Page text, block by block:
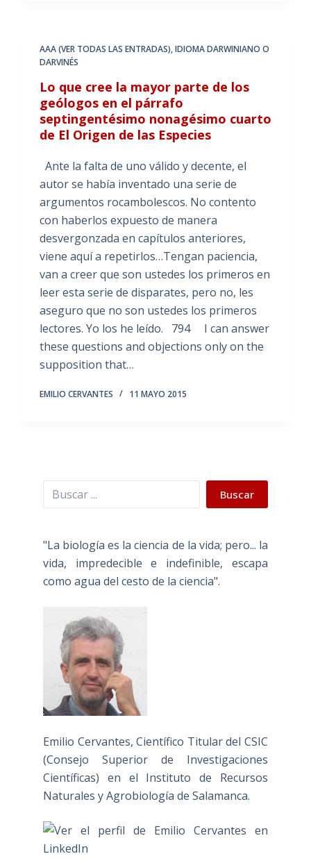
AAA (VER TODAS LAS ENTRADAS),IDIOMA DARWINIANO O
DARVINÉS
Lo que cree la mayor parte de los
geólogos en el párrafo
septingentésimo nonagésimo cuarto
de El Origen de las Especies
Ante la falta de uno válido y decente, el
autor se había inventado una serie de
argumentos rocambolescos. No contento
con haberlos expuesto de manera
desvergonzada en capítulos anteriores,
viene aquí a repetirlos…Tengan paciencia,
van a creer que son ustedes los primeros en
leer esta serie de disparates, pero no, les
aseguro que no son ustedes los primeros
lectores. Yo los he leído. 794 I can answer
these questions and objections only on the
supposition that…
EMILIO CERVANTES 11 MAYO 2015
Buscar Buscar
"La biología es la ciencia de la vida; pero... la
vida, impredecible e indefinible, escapa
como agua del cesto de la ciencia".
Emilio Cervantes, Científico Titular del CSIC
(Consejo Superior de Investigaciones
Científicas) en el Instituto de Recursos
Naturales y Agrobiología de Salamanca.